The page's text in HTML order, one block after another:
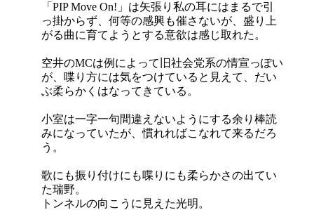
「PIP Move On!」は矢張り私の耳にはまるで引
っ掛からず、何等の感興も催さないが、盛り上
がる曲に育てようとする意欲は感じ取れた。
空井のMCは例によって旧社会党系の情宣っぽい
が、喋り方には気をつけていると見えて、だい
ぶ柔らかくはなってきている。
小室は一字一句間違えないようにする余り棒読
みになっていたが、慣れればこなれて来るだろ
う。
歌にも振り付けにも喋りにも柔らかさの出てい
た瑞野。
トンネルの向こうに見えた光明。